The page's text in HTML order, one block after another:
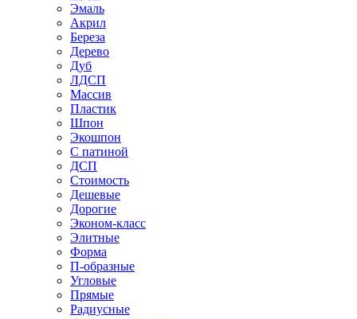
Эмаль
Акрил
Береза
Дерево
Дуб
ЛДСП
Массив
Пластик
Шпон
Экошпон
С патиной
ДСП
Стоимость
Дешевые
Дорогие
Эконом-класс
Элитные
Форма
П-образные
Угловые
Прямые
Радиусные